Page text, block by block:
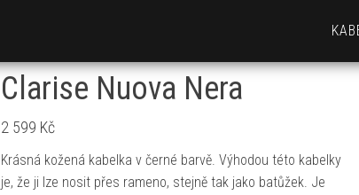
Clarise Nuova Nera
2 599 Kč
Krásná kožená kabelka v černé barvě. Výhodou této kabelky
je, že ji lze nosit přes rameno, stejně tak jako batůžek. Je